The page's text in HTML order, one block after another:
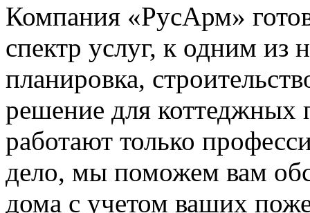
Компания «РусАрм»
спектр услуг, к одним из
планировка,
решение для
работают только
дело, мы поможем вам
дома с учетом ваших